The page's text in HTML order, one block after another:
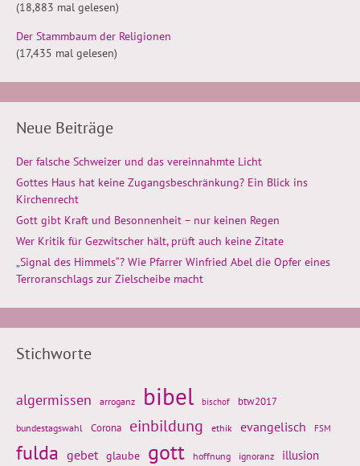
(18,883 mal gelesen)
Der Stammbaum der Religionen
(17,435 mal gelesen)
Neue Beiträge
Der falsche Schweizer und das vereinnahmte Licht
Gottes Haus hat keine Zugangsbeschränkung? Ein Blick ins
Kirchenrecht
Gott gibt Kraft und Besonnenheit – nur keinen Regen
Wer Kritik für Gezwitscher hält, prüft auch keine Zitate
„Signal des Himmels“? Wie Pfarrer Winfried Abel die Opfer eines
Terroranschlags zur Zielscheibe macht
Stichworte
algermissen arroganz bibel bischof btw2017
bundestagswahl Corona einbildung ethik evangelisch FSM
fulda gebet glaube gott hoffnung ignoranz illusion